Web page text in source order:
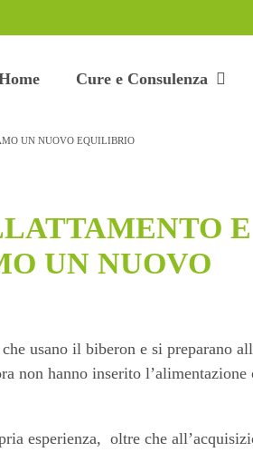
Cure e Consulenza
UN NUOVO EQUILIBRIO
E
UN NUOVO
usano il biberon e si preparano
non hanno inserito l’alimentazione
esperienza, oltre che